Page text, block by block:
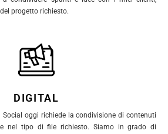
progetto richiesto.
DIGITAL
Social oggi richiede la condivisione di contenuti
nel tipo di file richiesto. Siamo in grado di